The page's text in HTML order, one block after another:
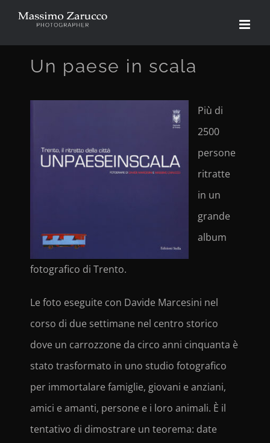
Salta
Un paese in scala
Più di
2500
persone
ritratte
in un
grande
album
fotografico di Trento.
Le foto eseguite con Davide Marcesini nel
corso di due settimane nel centro storico
dove un carrozzone da circo anni cinquanta è
stato trasformato in uno studio fotografico
per immortalare famiglie, giovani e anziani,
amici e amanti, persone e i loro animali. È il
tentativo di dimostrare un teorema: date